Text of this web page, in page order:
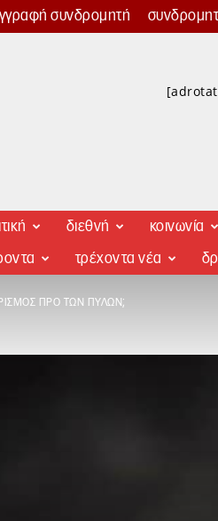
συνδρομητή
διεθνή κοινωνία
τρέχοντα νέα
ΠΡΟ ΤΩΝ ΠΥΛΏΝ;